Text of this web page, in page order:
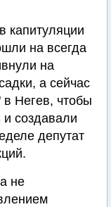
капитуляции
на всегда
на
а сейчас
в Негев, чтобы
и создавали
депутат
не